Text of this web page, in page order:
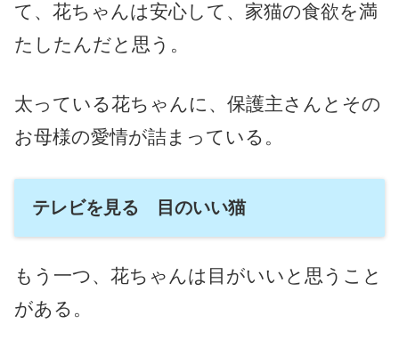
て、花ちゃんは安心して、家猫の食欲を満
たしたんだと思う。
太っている花ちゃんに、保護主さんとその
お母様の愛情が詰まっている。
テレビを見る 目のいい猫
もう一つ、花ちゃんは目がいいと思うこと
がある。